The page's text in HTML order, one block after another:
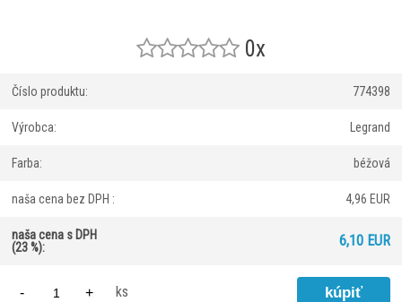
0x
Číslo produktu: 774398
Výrobca: Legrand
Farba: béžová
naša cena bez DPH : 4,96 EUR
naša cena s DPH
(23 %):
6,10 EUR
- + ks